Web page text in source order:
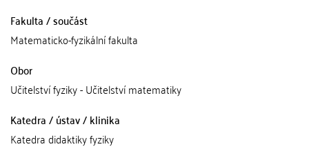
Fakulta / součást
Matematicko-fyzikální fakulta
Obor
Učitelství fyziky - Učitelství matematiky
Katedra / ústav / klinika
Katedra didaktiky fyziky